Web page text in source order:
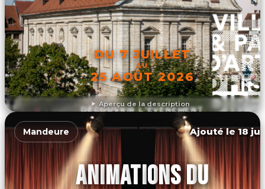
Aperçu de la description
DU 7 JUILLET
AU
25 AOÛT 2026
DÉCOUVRIR L'ÉVÉNEMENT
Mandeure Ajouté le 18
ANIMATIONS DU